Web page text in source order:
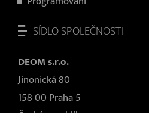
SÍDLO SPOLEČNOSTI
DEOM s.r.o.
Jinonická 80
158 00 Praha 5
Česká republika